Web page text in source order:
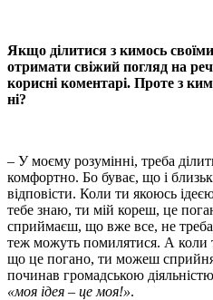
Якщо ділитися з кимось
отримати свіжий погляд на
корисні коментарі. Проте з
ні?
– У моєму розумінні, треба
комфортно. Бо буває, що і
відповісти. Коли ти якоюсь
тебе знаю, ти мій кореш, це
сприймаєш, що вже все, не
теж можуть помилятися. А коли
що це погано, ти можеш
починав громадською
«моя ідея – це моя!».